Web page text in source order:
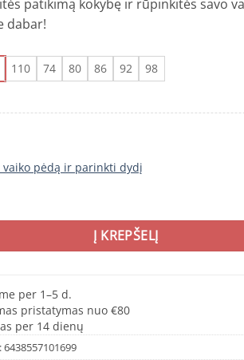
patikimą kokybę ir rūpinkitės savo
dabar!
110 74 80 86 92 98
pėdą ir parinkti dydį
REIMA MUTKA 5100037B striukė vaikams
Į KREPŠELĮ
per 1–5 d.
pristatymas nuo €80
per 14 dienų
6438557101699